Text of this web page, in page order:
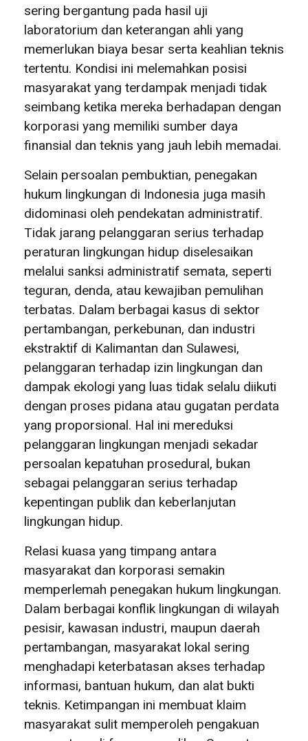
sering bergantung pada hasil uji
laboratorium dan keterangan ahli yang
memerlukan biaya besar serta keahlian teknis
tertentu. Kondisi ini melemahkan posisi
masyarakat yang terdampak menjadi tidak
seimbang ketika mereka berhadapan dengan
korporasi yang memiliki sumber daya
finansial dan teknis yang jauh lebih memadai.
Selain persoalan pembuktian, penegakan
hukum lingkungan di Indonesia juga masih
didominasi oleh pendekatan administratif.
Tidak jarang pelanggaran serius terhadap
peraturan lingkungan hidup diselesaikan
melalui sanksi administratif semata, seperti
teguran, denda, atau kewajiban pemulihan
terbatas. Dalam berbagai kasus di sektor
pertambangan, perkebunan, dan industri
ekstraktif di Kalimantan dan Sulawesi,
pelanggaran terhadap izin lingkungan dan
dampak ekologi yang luas tidak selalu diikuti
dengan proses pidana atau gugatan perdata
yang proporsional. Hal ini mereduksi
pelanggaran lingkungan menjadi sekadar
persoalan kepatuhan prosedural, bukan
sebagai pelanggaran serius terhadap
kepentingan publik dan keberlanjutan
lingkungan hidup.
Relasi kuasa yang timpang antara
masyarakat dan korporasi semakin
memperlemah penegakan hukum lingkungan.
Dalam berbagai konflik lingkungan di wilayah
pesisir, kawasan industri, maupun daerah
pertambangan, masyarakat lokal sering
menghadapi keterbatasan akses terhadap
informasi, bantuan hukum, dan alat bukti
teknis. Ketimpangan ini membuat klaim
masyarakat sulit memperoleh pengakuan